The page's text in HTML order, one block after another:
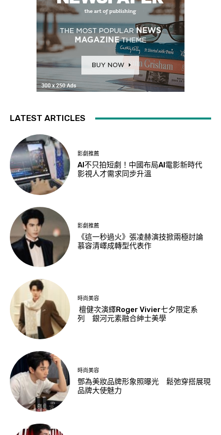
LATEST ARTICLES
影劇推薦
AI不只拍短劇！中國布局AI電影新時代
影視人才需求同步升溫
影劇推薦
《這一秒過火》張凌赫演技掀兩極討論
慕容清嶧成轉型代表作
時尚美容
檀健次演繹Roger Vivier七夕限定系
列 銀河元素融合紳士美學
時尚美容
鄧為美妝品牌形象照曝光 鬆弛穿搭展現
品牌大使魅力